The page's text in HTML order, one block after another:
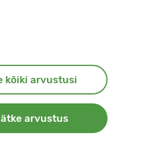
kõiki arvustusi
arvustus